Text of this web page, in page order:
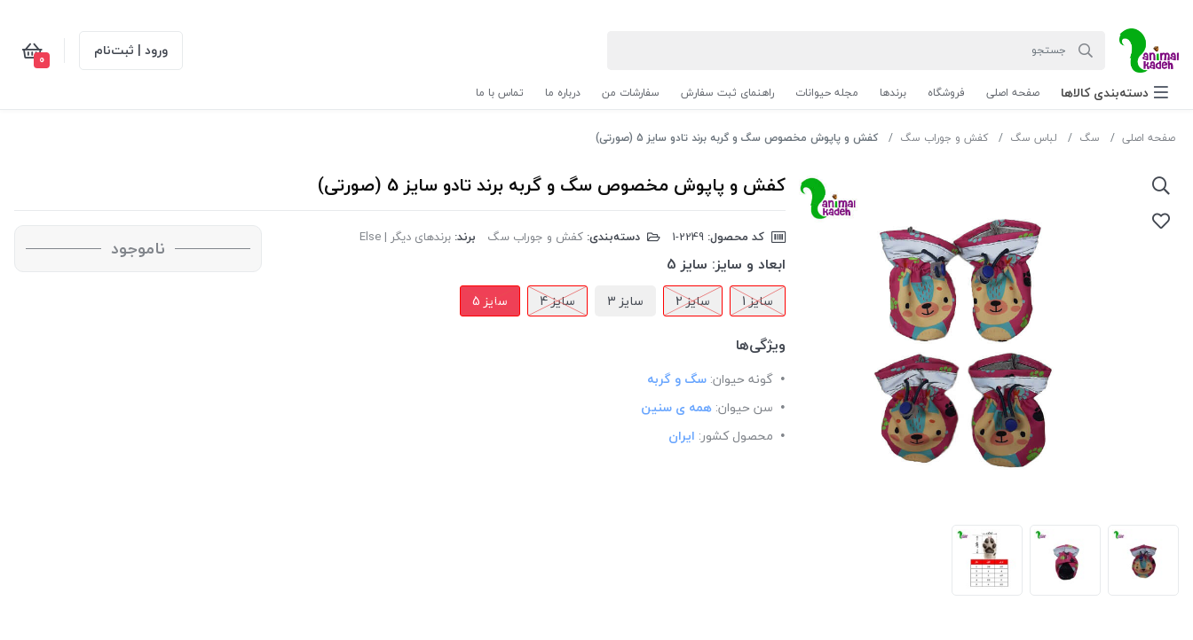
ورود | ثبت‌نام 0
دسته‌بندی‌ کالاها صفحه اصلی فروشگاه برندها مجله حیوانات راهنمای ثبت سفارش سفارشات من درباره ما تماس با ما
صفحه اصلی سگ لباس سگ کفش و جوراب سگ کفش و پاپوش مخصوص سگ و گربه برند تادو سایز 5 (صورتی)
کفش و پاپوش مخصوص سگ و گربه برند تادو سایز 5 (صورتی)
کد محصول: دسته‌بندی: کفش و جوراب سگ برند: برندهای دیگر | Else
ابعاد و سایز: سایز 5
سایز 1 سایز 2 سایز 3 سایز 4 سایز 5
ویژگی‌ها
گونه حیوان: سگ و گربه
سن حیوان: همه ی سنین
محصول کشور: ایران
ناموجود